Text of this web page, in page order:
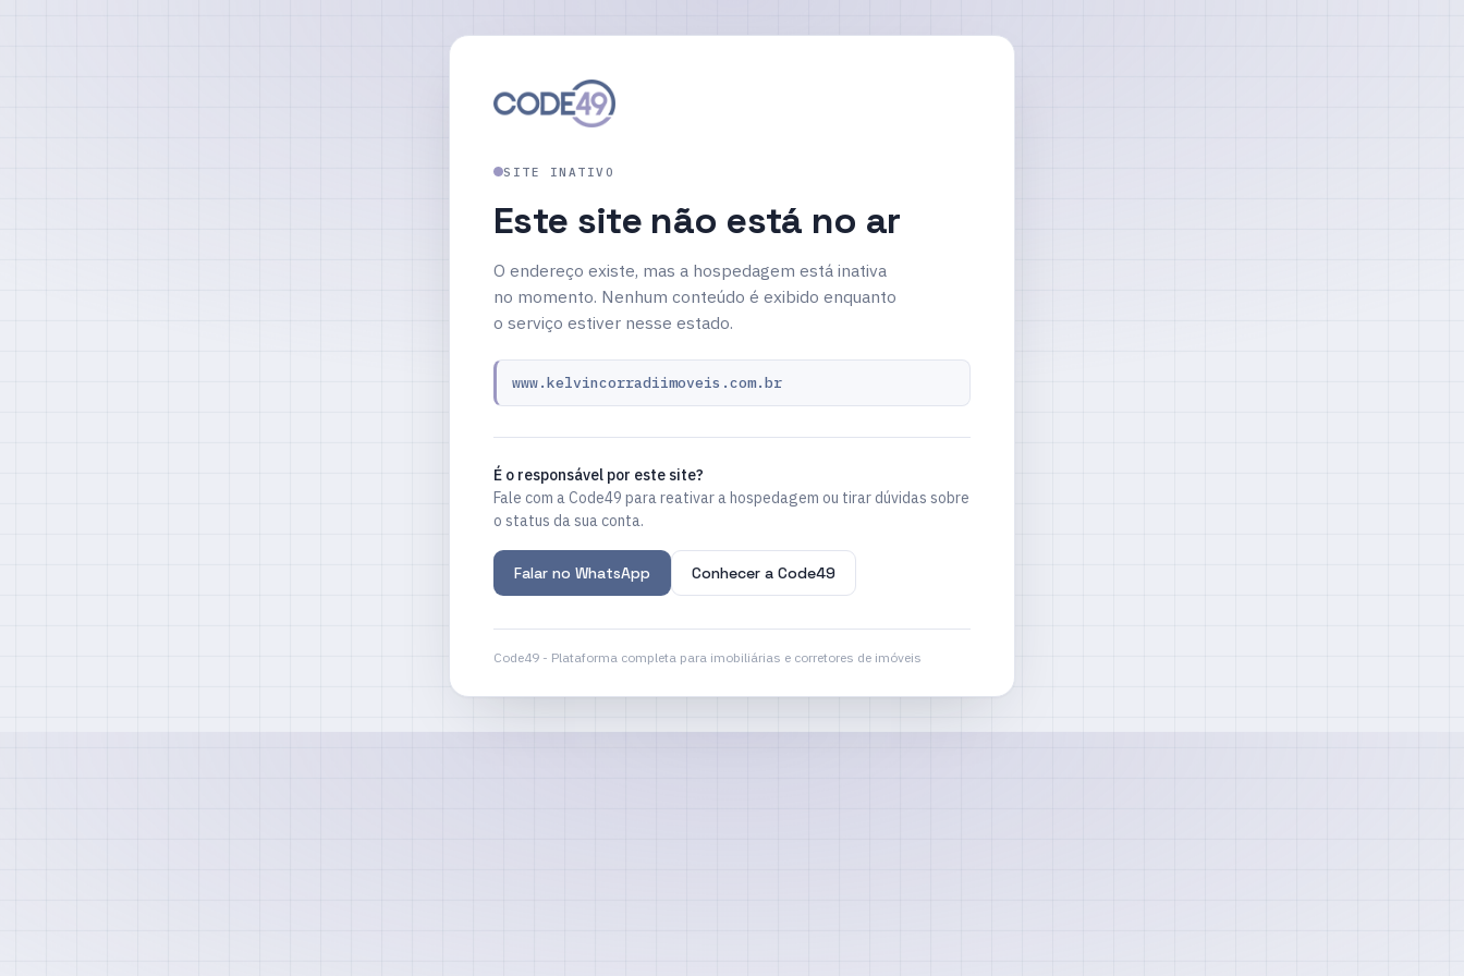
SITE INATIVO
Este site não está no ar
O endereço existe, mas a hospedagem está inativa
no momento. Nenhum conteúdo é exibido enquanto
o serviço estiver nesse estado.
www.kelvincorradiimoveis.com.br
É o responsável por este site?
Fale com a Code49 para reativar a hospedagem ou tirar dúvidas sobre
o status da sua conta.
Falar no WhatsApp Conhecer a Code49
Code49 - Plataforma completa para imobiliárias e corretores de imóveis